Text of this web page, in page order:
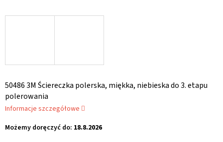
Możemy doręczyć do: 18.8.2026
50486 3M Ściereczka polerska, miękka, niebieska do 3. etapu
polerowania
Informacje szczegółowe